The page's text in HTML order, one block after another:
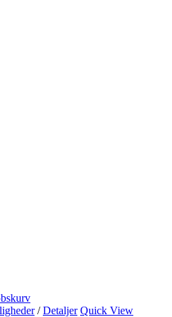
/ Detaljer Quick View